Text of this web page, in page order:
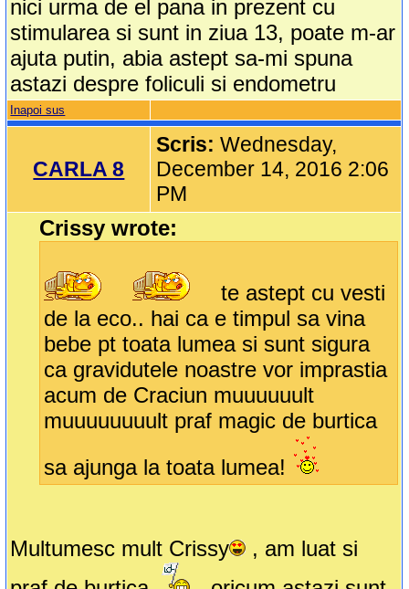
nici urma de el pana in prezent cu
stimularea si sunt in ziua 13, poate m-ar
ajuta putin, abia astept sa-mi spuna
astazi despre foliculi si endometru
Inapoi sus
CARLA 8
Scris:Wednesday,
December 14, 2016 2:06
PM
Crissy wrote:
te astept cu vesti
de la eco.. hai ca e timpul sa vina
bebe pt toata lumea si sunt sigura
ca gravidutele noastre vor imprastia
acum de Craciun muuuuuult
muuuuuuuult praf magic de burtica
sa ajunga la toata lumea!
Multumesc mult Crissy
, am luat si